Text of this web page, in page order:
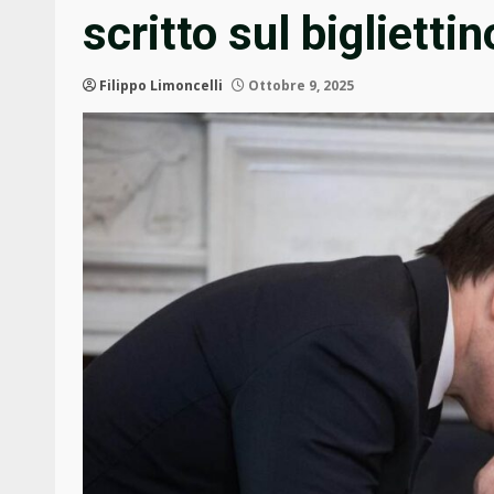
scritto sul
Filippo Limoncelli Ottobre 9, 2025